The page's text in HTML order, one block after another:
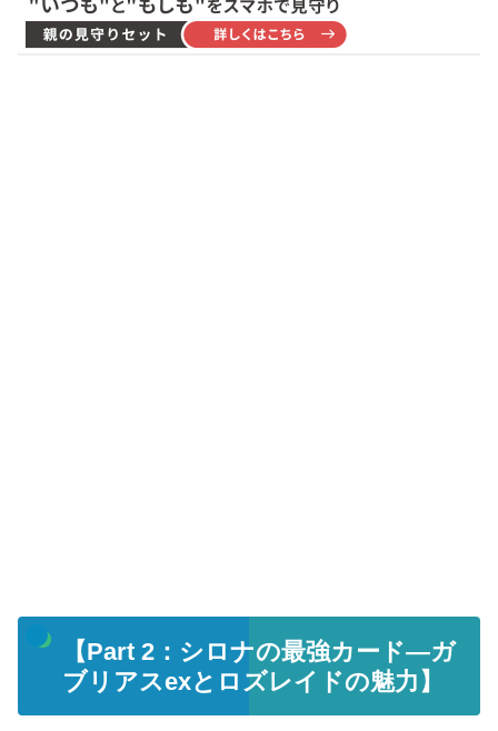
【Part 2：シロナの最強カード―ガ
ブリアスexとロズレイドの魅力】